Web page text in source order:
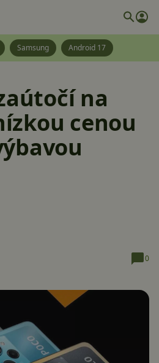
Samsung Android 17
na
cenou
0